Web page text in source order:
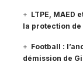
LTPE, MAED
la protection de
Football :
démission de